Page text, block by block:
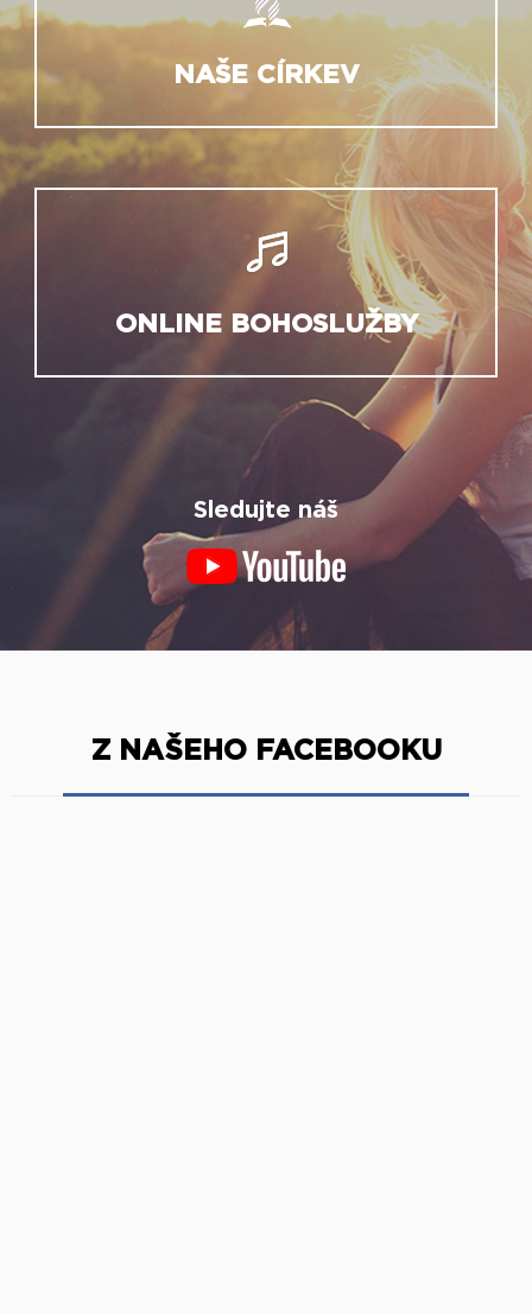
NAŠE CÍRKEV
ONLINE BOHOSLUŽBY
Sledujte náš
Z NAŠEHO FACEBOOKU